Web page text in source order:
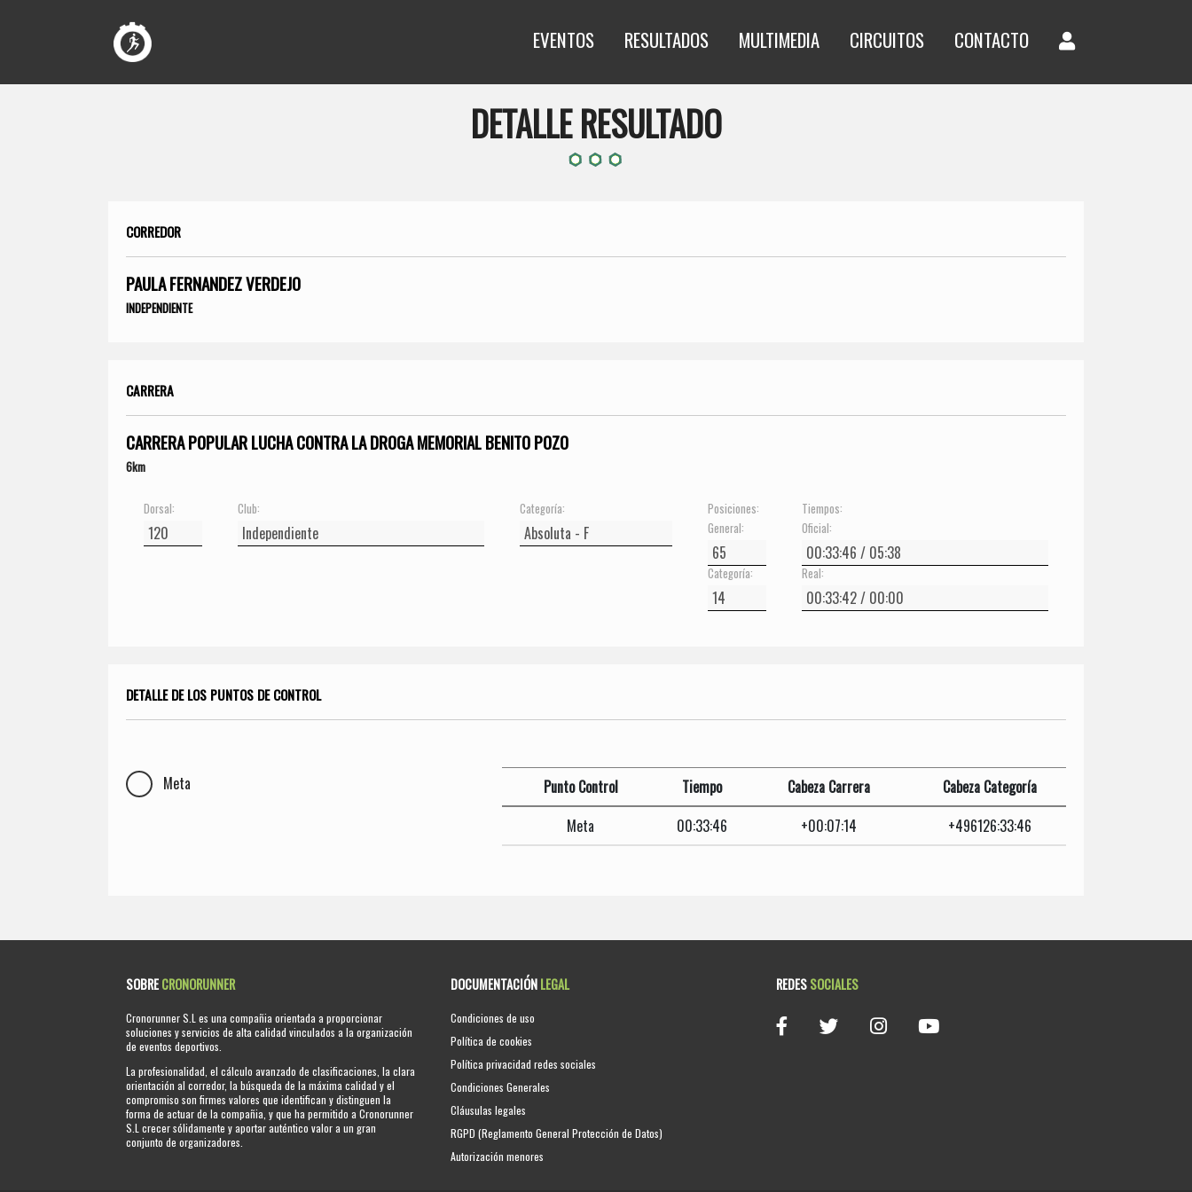
EVENTOS RESULTADOS MULTIMEDIA CIRCUITOS CONTACTO
DETALLE RESULTADO
CORREDOR
PAULA FERNANDEZ VERDEJO
INDEPENDIENTE
CARRERA
CARRERA POPULAR LUCHA CONTRA LA DROGA MEMORIAL BENITO POZO
6km
Dorsal: Club: Categoría:
Posiciones:
General:
Categoría:
Tiempos:
Oficial:
Real:
DETALLE DE LOS PUNTOS DE CONTROL
Meta Punto Control Tiempo Cabeza Carrera
Cabeza Categoría
Meta
00:33:46 +00:07:14 +496126:33:46
SOBRECRONORUNNER
Cronorunner S.L es una compañia orientada a proporcionar
soluciones y servicios de alta calidad vinculados a la organización
de eventos deportivos.
La profesionalidad, el cálculo avanzado de clasificaciones, la clara
orientación al corredor, la búsqueda de la máxima calidad y el
compromiso son firmes valores que identifican y distinguen la
forma de actuar de la compañia, y que ha permitido a Cronorunner
S.L crecer sólidamente y aportar auténtico valor a un gran
conjunto de organizadores.
DOCUMENTACIÓNLEGAL
Condiciones de uso
Política de cookies
Política privacidad redes sociales
Condiciones Generales
Cláusulas legales
RGPD (Reglamento General Protección de Datos)
Autorización menores
REDESSOCIALES